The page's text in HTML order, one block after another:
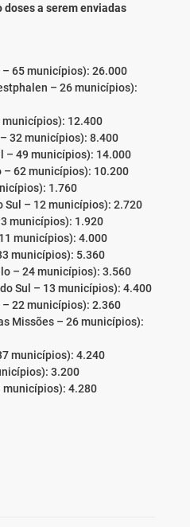
doses a serem enviadas
– 65 municípios): 26.000
– 26 municípios):
municípios): 12.400
32 municípios): 8.400
– 49 municípios): 14.000
– 62 municípios): 10.200
1.760
Sul – 12 municípios): 2.720
municípios): 1.920
municípios): 4.000
municípios): 5.360
– 24 municípios): 3.560
Sul – 13 municípios): 4.400
– 22 municípios): 2.360
Missões – 26 municípios):
municípios): 4.240
3.200
municípios): 4.280